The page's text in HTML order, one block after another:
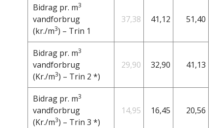
Bidrag pr. m3
vandforbrug
(kr./m3) – Trin 1
37,38 41,12 51,40
Bidrag pr. m3
vandforbrug
(Kr./m3) – Trin 2 *)
29,90 32,90 41,13
Bidrag pr. m3
vandforbrug
(Kr./m3) – Trin 3 *)
14,95 16,45 20,56